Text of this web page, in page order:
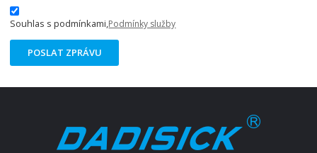
Souhlas s podmínkami,Podmínky služby
POSLAT ZPRÁVU